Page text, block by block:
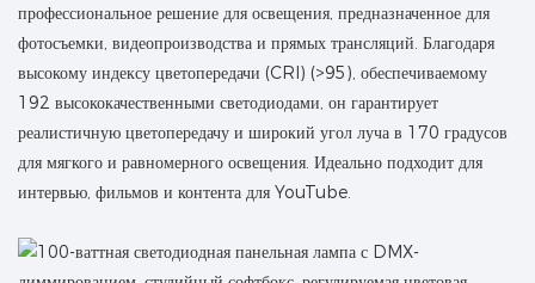
профессиональное решение для освещения, предназначенное для
фотосъемки, видеопроизводства и прямых трансляций. Благодаря
высокому индексу цветопередачи (CRI) (>95), обеспечиваемому
192 высококачественными светодиодами, он гарантирует
реалистичную цветопередачу и широкий угол луча в 170 градусов
для мягкого и равномерного освещения. Идеально подходит для
интервью, фильмов и контента для YouTube.